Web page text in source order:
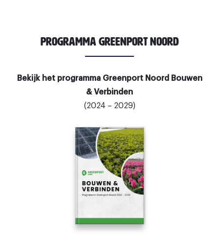
Programma Greenport Noord
Bekijk het programma Greenport Noord Bouwen
& Verbinden
(2024 – 2029)